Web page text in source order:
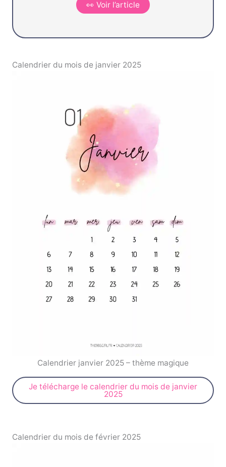
👀 Voir l’article
Calendrier du mois de janvier 2025
Calendrier janvier 2025 – thème magique
Je télécharge le calendrier du mois de janvier
2025
Calendrier du mois de février 2025